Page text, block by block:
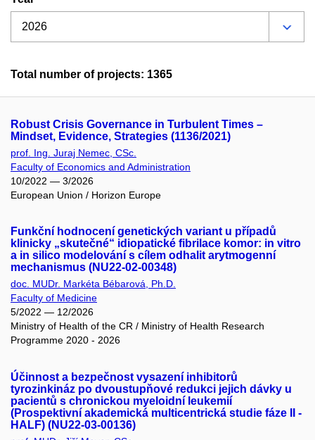
Total number of projects: 1365
Robust Crisis Governance in Turbulent Times –
Mindset, Evidence, Strategies (1136/2021)
prof. Ing. Juraj Nemec, CSc.
Faculty of Economics and Administration
10/2022 — 3/2026
European Union / Horizon Europe
Funkční hodnocení genetických variant u případů
klinicky „skutečné“ idiopatické fibrilace komor: in vitro
a in silico modelování s cílem odhalit arytmogenní
mechanismus (NU22-02-00348)
doc. MUDr. Markéta Bébarová, Ph.D.
Faculty of Medicine
5/2022 — 12/2026
Ministry of Health of the CR / Ministry of Health Research
Programme 2020 - 2026
Účinnost a bezpečnost vysazení inhibitorů
tyrozinkináz po dvoustupňové redukci jejich dávky u
pacientů s chronickou myeloidní leukemií
(Prospektivní akademická multicentrická studie fáze II -
HALF) (NU22-03-00136)